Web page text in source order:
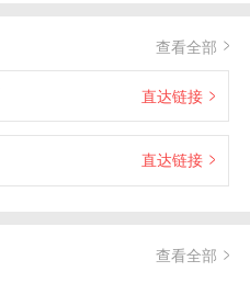
查看全部
直达链接
直达链接
查看全部